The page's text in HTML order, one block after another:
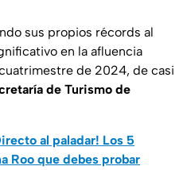
sus propios récords al
en la afluencia
de 2024, de casi
de Turismo de
al paladar! Los 5
Roo que debes probar